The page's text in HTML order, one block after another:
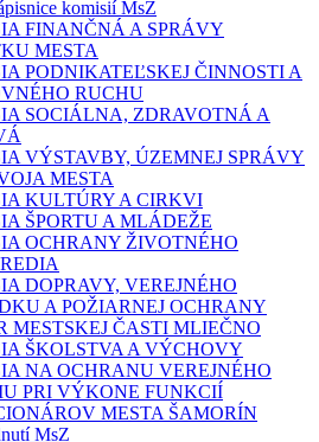
komisií MsZ
FINANČNÁ A SPRÁVY
MESTA
PODNIKATEĽSKEJ ČINNOSTI A
RUCHU
SOCIÁLNA, ZDRAVOTNÁ A
VÝSTAVBY, ÚZEMNEJ SPRÁVY
MESTA
KULTÚRY A CIRKVI
ŠPORTU A MLÁDEŽE
OCHRANY ŽIVOTNÉHO
DOPRAVY, VEREJNÉHO
A POŽIARNEJ OCHRANY
MESTSKEJ ČASTI MLIEČNO
ŠKOLSTVA A VÝCHOVY
NA OCHRANU VEREJNÉHO
PRI VÝKONE FUNKCIÍ
MESTA ŠAMORÍN
MsZ